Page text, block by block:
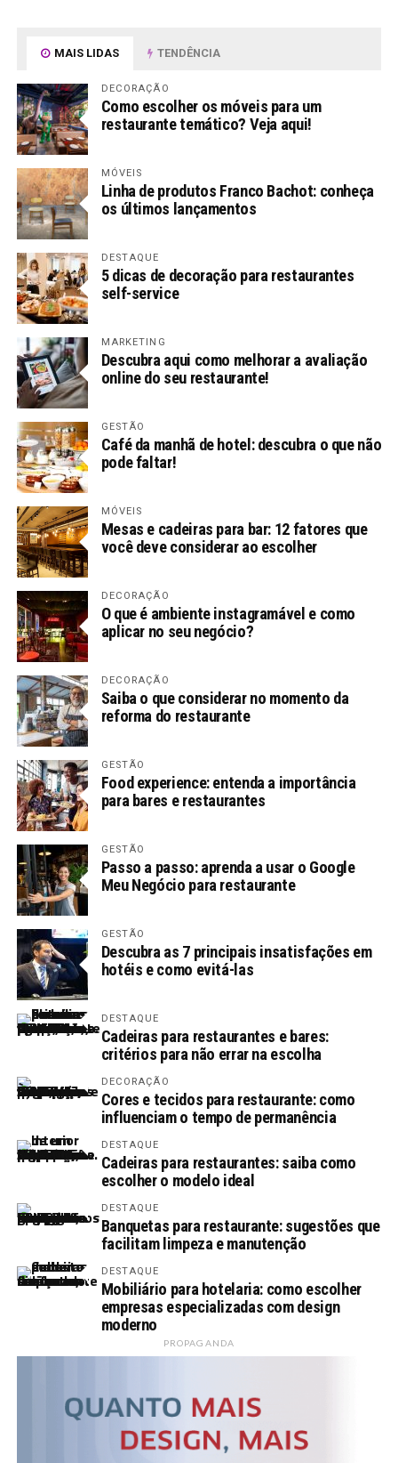
MAIS LIDAS TENDÊNCIA
DECORAÇÃO
Como escolher os móveis para um
restaurante temático? Veja aqui!
MÓVEIS
Linha de produtos Franco Bachot: conheça
os últimos lançamentos
DESTAQUE
5 dicas de decoração para restaurantes
self-service
MARKETING
Descubra aqui como melhorar a avaliação
online do seu restaurante!
GESTÃO
Café da manhã de hotel: descubra o que não
pode faltar!
MÓVEIS
Mesas e cadeiras para bar: 12 fatores que
você deve considerar ao escolher
DECORAÇÃO
O que é ambiente instagramável e como
aplicar no seu negócio?
DECORAÇÃO
Saiba o que considerar no momento da
reforma do restaurante
GESTÃO
Food experience: entenda a importância
para bares e restaurantes
GESTÃO
Passo a passo: aprenda a usar o Google
Meu Negócio para restaurante
GESTÃO
Descubra as 7 principais insatisfações em
hotéis e como evitá-las
DESTAQUE
Cadeiras para restaurantes e bares:
critérios para não errar na escolha
DECORAÇÃO
Cores e tecidos para restaurante: como
influenciam o tempo de permanência
DESTAQUE
Cadeiras para restaurantes: saiba como
escolher o modelo ideal
DESTAQUE
Banquetas para restaurante: sugestões que
facilitam limpeza e manutenção
DESTAQUE
Mobiliário para hotelaria: como escolher
empresas especializadas com design
moderno
PROPAGANDA